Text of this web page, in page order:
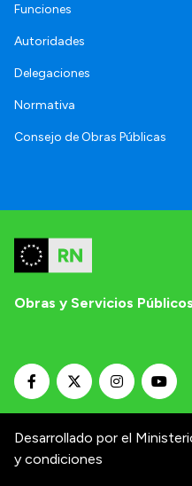
Funciones
Autoridades
Delegaciones
Normativa
Consejo de Obras Públicas
Obras y Servicios Públicos
Desarrollado por el
y condiciones